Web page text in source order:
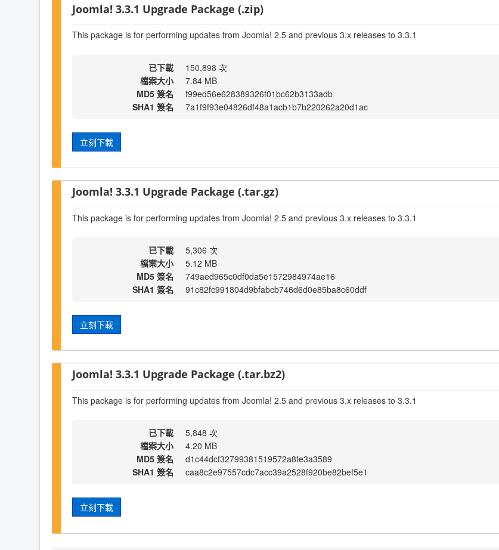
Joomla! 3.3.1 Upgrade Package (.zip)
This package is for performing updates from Joomla! 2.5 and previous 3.x releases to 3.3.1
已下載
150,898 次
檔案大小
7.84 MB
MD5 簽名
f99ed56e628389326f01bc62b3133adb
SHA1 簽名
7a1f9f93e04826df48a1acb1b7b220262a20d1ac
立刻下載
Joomla! 3.3.1 Upgrade Package (.tar.gz)
This package is for performing updates from Joomla! 2.5 and previous 3.x releases to 3.3.1
已下載
5,306 次
檔案大小
5.12 MB
MD5 簽名
749aed965c0df0da5e1572984974ae16
SHA1 簽名
91c82fc991804d9bfabcb746d6d0e85ba8c60ddf
立刻下載
Joomla! 3.3.1 Upgrade Package (.tar.bz2)
This package is for performing updates from Joomla! 2.5 and previous 3.x releases to 3.3.1
已下載
5,848 次
檔案大小
4.20 MB
MD5 簽名
d1c44dcf32799381519572a8fe3a3589
SHA1 簽名
caa8c2e97557cdc7acc39a2528f920be82bef5e1
立刻下載